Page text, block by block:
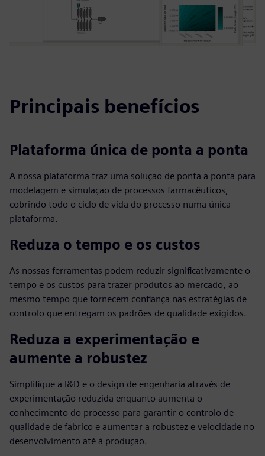
Principais benefícios
Plataforma única de ponta a ponta
A nossa plataforma traz uma solução de ponta a ponta para
modelagem e simulação de processos farmacêuticos,
cobrindo todo o ciclo de vida do processo numa única
plataforma.
Reduza o tempo e os custos
As nossas ferramentas podem reduzir significativamente o
tempo e os custos para trazer produtos ao mercado, ao
mesmo tempo que fornecem confiança nas estratégias de
controlo que entregam os padrões de qualidade exigidos.
Reduza a experimentação e
aumente a robustez
Simplifique a I&D e o design de engenharia através de
experimentação reduzida enquanto aumenta o
conhecimento do processo para garantir o controlo de
qualidade de fabrico e aumentar a robustez e velocidade no
desenvolvimento até à produção.